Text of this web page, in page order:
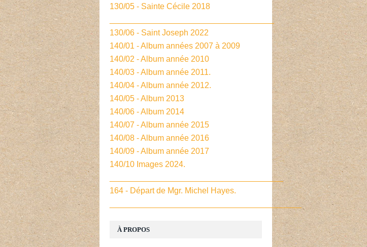
À PROPOS
130/05 - Sainte Cécile 2018
____________________________________
130/06 - Saint Joseph 2022
140/01 - Album années 2007 à 2009
140/02 - Album année 2010
140/03 - Album année 2011.
140/04 - Album année 2012.
140/05 - Album 2013
140/06 - Album 2014
140/07 - Album année 2015
140/08 - Album année 2016
140/09 - Album année 2017
140/10 Images 2024.
______________________________________
164 - Départ de Mgr. Michel Hayes.
__________________________________________